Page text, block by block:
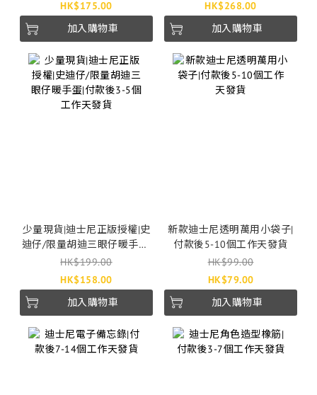
HK$175.00
加入購物車
HK$268.00
加入購物車
少量現貨|迪士尼正版授權|史
迪仔/限量胡迪三眼仔暖手蛋|
付款後3-5個工作天發貨
HK$199.00
HK$158.00
加入購物車
新款迪士尼透明萬用小袋子|
付款後5-10個工作天發貨
HK$99.00
HK$79.00
加入購物車